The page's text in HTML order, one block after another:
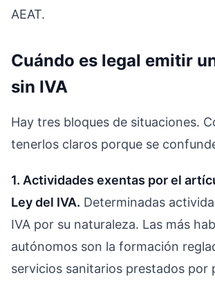
AEAT.
Cuándo es legal emitir
sin IVA
Hay tres bloques de situaciones.
tenerlos claros porque se
1. Actividades exentas por el
Ley del IVA. Determinadas
IVA por su naturaleza. Las más
autónomos son la formación
servicios sanitarios prestados por